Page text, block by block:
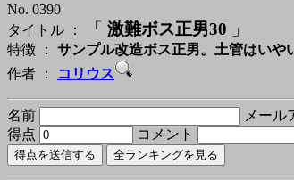
No. 0390
タイトル ：
「 激難ボス正男30 」
特徴 ： サンプル改造ボス正男。土管はいや
作者 ：
コリウス
名前 メール
得点
コメント